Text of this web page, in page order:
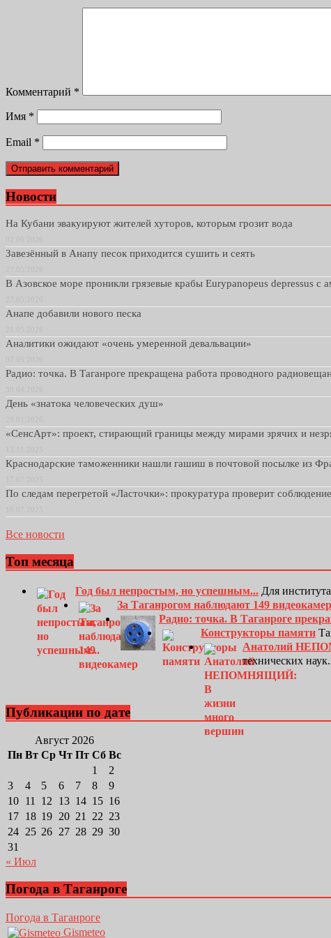
Комментарий *
Имя *
Email *
Новости
На Кубани эвакуируют жителей хуторов, которым грозит вода
Завезённый в Анапу песок приходится сушить и сеять
В Азовское море проникли грязевые крабы Eurypanopeus depressus с
Анапе добавили нового песка
Аналитики ожидают «очень умеренной девальвации»
Радио: точка. В Таганроге прекращена работа проводного
День «знатока человеческих душ»
«СенсАрт»: проект, стирающий границы между мирами зрячих и
Краснодарские таможенники нашли гашиш в почтовой посылке из
По следам перегретой «Ласточки»: прокуратура проверит
Все новости
Топ месяца
Год был непростым, но успешным... Для
За Таганрогом наблюдают 149 видеокамер
Радио: точка. В Таганроге
Конструкторы памяти
Анатолий
технических
Публикации по дате
Август 2026
Пн Вт Ср Чт Пт Сб Вс
1
2
3
4 5 6 7 8
9
10 11 12 13 14 15 16
17 18 19 20 21 22 23
24 25 26 27 28 29 30
31
« Июл
Погода в Таганроге
Погода в Таганроге
Gismeteo